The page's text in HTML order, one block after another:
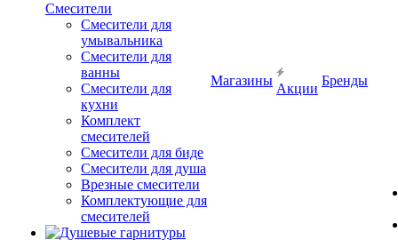
Смесители
Смесители для
умывальника
Смесители для
ванны
Смесители для
кухни
Комплект
смесителей
Смесители для биде
Смесители для душа
Врезные смесители
Комплектующие для
смесителей
Магазины
Акции
Бренды